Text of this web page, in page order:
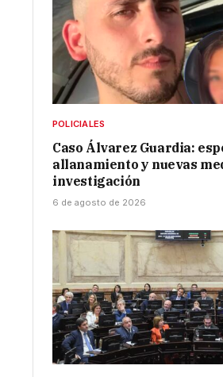
POLICIALES
Caso Álvarez Guardia:
allanamiento y nuevas
investigación
6 de agosto de 2026